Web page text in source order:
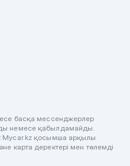
басқа мессенджерлер
немесе қабылдамайды.
Mycar.kz қосымша арқылы
карта деректері мен төлемді